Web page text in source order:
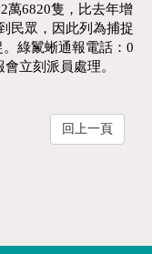
萬6820隻，比去年增
民眾，因此列為捕捉
綠鬣蜥通報電話：0
立刻派員處理。
回上一頁